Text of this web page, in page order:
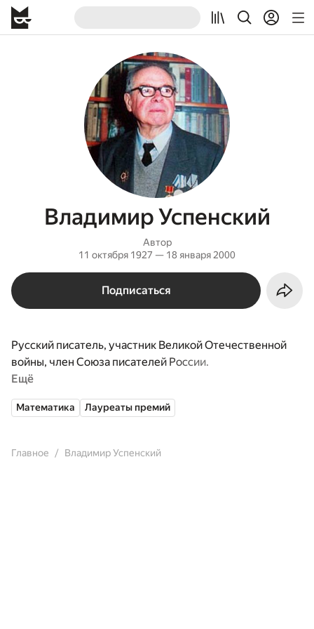
Владимир Успенский
Автор
11 октября 1927 — 18 января 2000
Подписаться
Русский писатель, участник Великой Отечественной
войны, член Союза писателей России.
Ещё
Математика Лауреаты премий
Главное Владимир Успенский